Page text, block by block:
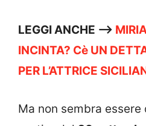
LEGGI ANCHE —->
INCINTA? Cè UN
PER L’ATTRICE
Ma non sembra essere